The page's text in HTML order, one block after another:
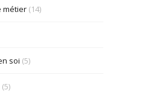
métier(14)
soi (5)
(5)